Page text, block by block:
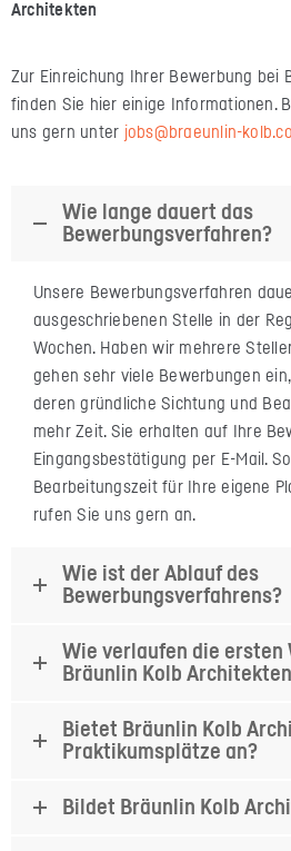
Architekten
Zur Einreichung Ihrer Bewerbung bei
finden Sie hier einige Informationen.
uns gern unter jobs@braeunlin-
Wie lange dauert das
Bewerbungsverfahren?
Unsere Bewerbungsverfahren
ausgeschriebenen Stelle in der
Wochen. Haben wir mehrere
gehen sehr viele Bewerbungen
deren gründliche Sichtung und
mehr Zeit. Sie erhalten auf Ihre
Eingangsbestätigung per E-Mail.
Bearbeitungszeit für Ihre eigene
rufen Sie uns gern an.
Wie ist der Ablauf des
Bewerbungsverfahrens?
Wie verlaufen die ersten
Bräunlin Kolb
Bietet Bräunlin Kolb
Praktikumsplätze an?
Bildet Bräunlin Kolb